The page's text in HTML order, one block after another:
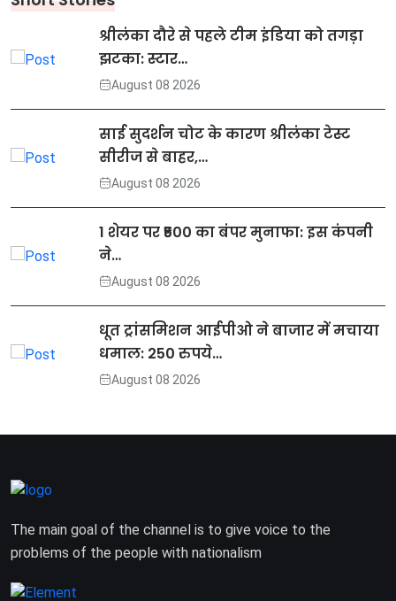
श्रीलंका दौरे से पहले टीम इंडिया को तगड़ा
झटका: स्टार…
August 08 2026
साई सुदर्शन चोट के कारण श्रीलंका टेस्ट
सीरीज से बाहर,…
August 08 2026
1 शेयर पर ₹500 का बंपर मुनाफा: इस कंपनी
ने…
August 08 2026
धूत ट्रांसमिशन आईपीओ ने बाजार में मचाया
धमाल: 250 रुपये…
August 08 2026
The main goal of the channel is to give voice to the
problems of the people with nationalism